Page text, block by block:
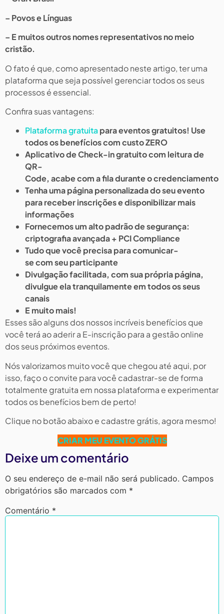
– Povos e Línguas
– E muitos outros nomes representativos no meio
cristão.
O fato é que, como apresentado neste artigo, ter uma
plataforma que seja possível gerenciar todos os seus
processos é essencial.
Confira suas vantagens:
Plataforma gratuitapara eventos gratuitos! Use
todos os benefícios com custo ZERO
Aplicativo de Check-in gratuito com leitura de
QR-
Code, acabe com a fila durante o credenciamento
Tenha uma página personalizada do seu evento
para receber inscrições e disponibilizar mais
informações
Fornecemos um alto padrão de segurança:
criptografia avançada + PCI Compliance
Tudo que você precisa para comunicar-
se com seu participante
Divulgação facilitada, com sua própria página,
divulgue ela tranquilamente em todos os seus
canais
E muito mais!
Esses são alguns dos nossos incríveis benefícios que
você terá ao aderir a E-inscrição para a gestão online
dos seus próximos eventos.
Nós valorizamos muito você que chegou até aqui, por
isso, faço o convite para você cadastrar-se de forma
totalmente gratuita em nossa plataforma e experimentar
todos os benefícios bem de perto!
Clique no botão abaixo e cadastre grátis, agora mesmo!
CRIAR MEU EVENTO GRÁTIS
Deixe um comentário
O seu endereço de e-mail não será publicado. Campos
obrigatórios são marcados com *
Comentário *